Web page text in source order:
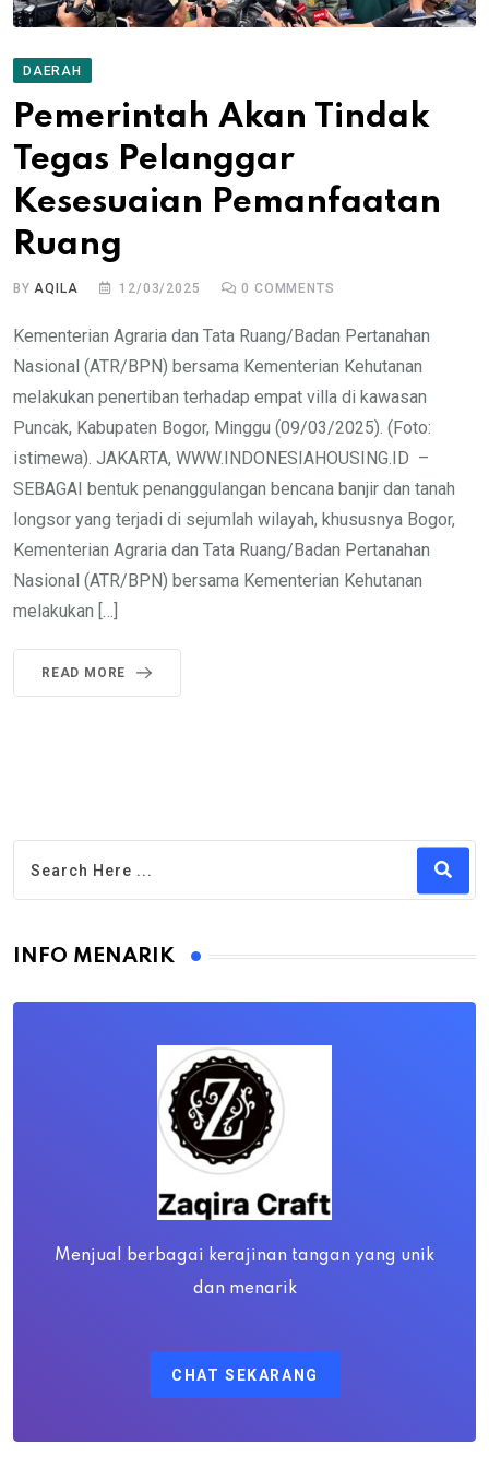
DAERAH
Pemerintah Akan Tindak
Tegas Pelanggar
Kesesuaian Pemanfaatan
Ruang
BYAQILA 12/03/2025 0 COMMENTS
Kementerian Agraria dan Tata Ruang/Badan Pertanahan
Nasional (ATR/BPN) bersama Kementerian Kehutanan
melakukan penertiban terhadap empat villa di kawasan
Puncak, Kabupaten Bogor, Minggu (09/03/2025). (Foto:
istimewa). JAKARTA, WWW.INDONESIAHOUSING.ID –
SEBAGAI bentuk penanggulangan bencana banjir dan tanah
longsor yang terjadi di sejumlah wilayah, khususnya Bogor,
Kementerian Agraria dan Tata Ruang/Badan Pertanahan
Nasional (ATR/BPN) bersama Kementerian Kehutanan
melakukan […]
READ MORE
INFO MENARIK
Menjual berbagai kerajinan tangan yang unik
dan menarik
CHAT SEKARANG